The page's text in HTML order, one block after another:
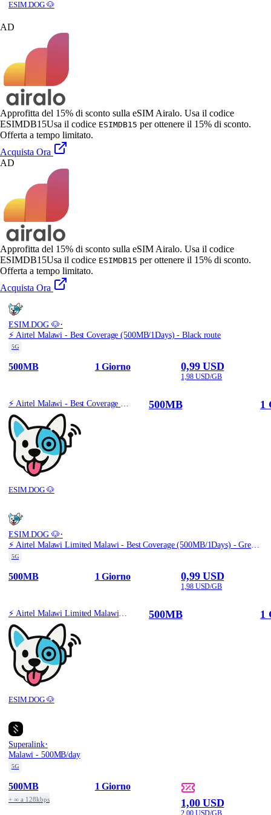
ESIM.DOG 🐶
AD
Approfitta del 15% di sconto sulla eSIM Airalo. Usa il codice
ESIMDB15Usa il codice ESIMDB15 per ottenere il 15% di sconto.
Offerta a tempo limitato.
Acquista Ora
AD
Approfitta del 15% di sconto sulla eSIM Airalo. Usa il codice
ESIMDB15Usa il codice ESIMDB15 per ottenere il 15% di sconto.
Offerta a tempo limitato.
Acquista Ora
ESIM.DOG 🐶·
⚡️ Airtel Malawi - Best Coverage (500MB/1Days) - Black route
5G
500MB 1 Giorno 0,99 USD
1,98 USD/GB
ESIM.DOG 🐶
500MB 1
ESIM.DOG 🐶·
5G
500MB 1 Giorno 0,99 USD
1,98 USD/GB
ESIM.DOG 🐶
500MB 1
Superalink·
Malawi - 500MB/day
5G
500MB
+ ∞ a 128kbps
1 Giorno
1,00 USD
2,00 USD/GB